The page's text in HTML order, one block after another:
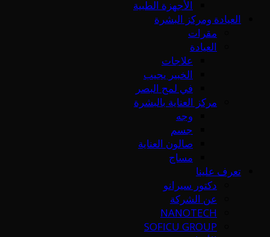
الأجهزة الطبية
العيادة ومركز البشرة
مقرات
العيادة
علاجات
الخبير يجيب
في لمح البصر
مركز العناية بالبشرة
وجه
جسم
صالون العناية
مساج
تعرف علينا
دكتور سيرانو
عن الشركة
NANOTECH
SOFICU GROUP